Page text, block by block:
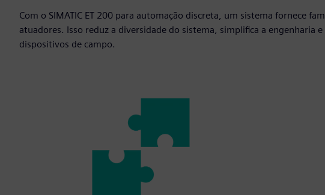
Com o SIMATIC ET 200 para automação discreta, um sistema fornece
atuadores. Isso reduz a diversidade do sistema, simplifica a engenharia
dispositivos de campo.